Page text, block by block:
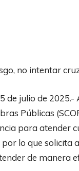
no intentar
de julio de
Públicas
para atender
lo que solicita
de manera